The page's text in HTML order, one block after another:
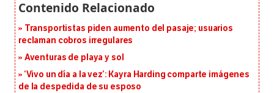
Transportistas piden aumento del pasaje; usuarios
reclaman cobros irregulares
Aventuras de playa y sol
‘Vivo un día a la vez’: Kayra Harding comparte imágenes
de la despedida de su esposo